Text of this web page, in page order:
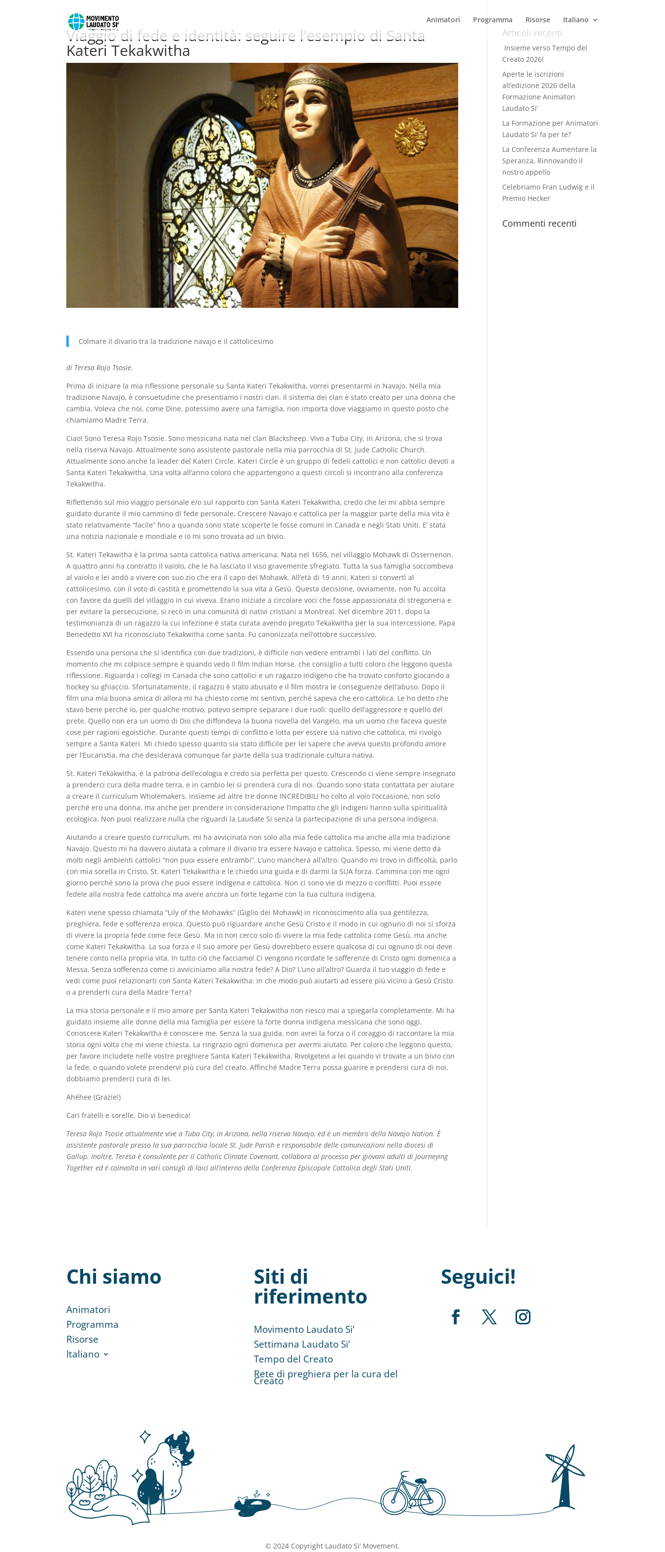
Animatori Programma Risorse Italiano
Viaggio di fede e identità: seguire l’esempio di Santa
Kateri Tekakwitha
Colmare il divario tra la tradizione navajo e il cattolicesimo
di Teresa Rojo Tsosie.
Prima di iniziare la mia riflessione personale su Santa Kateri Tekakwitha, vorrei presentarmi in Navajo. Nella mia
tradizione Navajo, è consuetudine che presentiamo i nostri clan. Il sistema dei clan è stato creato per una donna che
cambia. Voleva che noi, come Dine, potessimo avere una famiglia, non importa dove viaggiamo in questo posto che
chiamiamo Madre Terra.
Ciao! Sono Teresa Rojo Tsosie. Sono messicana nata nel clan Blacksheep. Vivo a Tuba City, in Arizona, che si trova
nella riserva Navajo. Attualmente sono assistente pastorale nella mia parrocchia di St. Jude Catholic Church.
Attualmente sono anche la leader del Kateri Circle. Kateri Circle è un gruppo di fedeli cattolici e non cattolici devoti a
Santa Kateri Tekakwitha. Una volta all’anno coloro che appartengono a questi circoli si incontrano alla conferenza
Tekakwitha.
Riflettendo sul mio viaggio personale e/o sul rapporto con Santa Kateri Tekakwitha, credo che lei mi abbia sempre
guidato durante il mio cammino di fede personale. Crescere Navajo e cattolica per la maggior parte della mia vita è
stato relativamente “facile” fino a quando sono state scoperte le fosse comuni in Canada e negli Stati Uniti. E’ stata
una notizia nazionale e mondiale e io mi sono trovata ad un bivio.
St. Kateri Tekawitha è la prima santa cattolica nativa americana. Nata nel 1656, nel villaggio Mohawk di Ossernenon.
A quattro anni ha contratto il vaiolo, che le ha lasciato il viso gravemente sfregiato. Tutta la sua famiglia soccombeva
al vaiolo e lei andò a vivere con suo zio che era il capo dei Mohawk. All’età di 19 anni, Kateri si convertì al
cattolicesimo, con il voto di castità e promettendo la sua vita a Gesù. Questa decisione, ovviamente, non fu accolta
con favore da quelli del villaggio in cui viveva. Erano iniziate a circolare voci che fosse appassionata di stregoneria e
per evitare la persecuzione, si recò in una comunità di nativi cristiani a Montreal. Nel dicembre 2011, dopo la
testimonianza di un ragazzo la cui infezione è stata curata avendo pregato Tekakwitha per la sua intercessione, Papa
Benedetto XVI ha riconosciuto Tekakwitha come santa. Fu canonizzata nell’ottobre successivo.
Essendo una persona che si identifica con due tradizioni, è difficile non vedere entrambi i lati del conflitto. Un
momento che mi colpisce sempre è quando vedo il film Indian Horse, che consiglio a tutti coloro che leggono questa
riflessione. Riguarda i collegi in Canada che sono cattolici e un ragazzo indigeno che ha trovato conforto giocando a
hockey su ghiaccio. Sfortunatamente, il ragazzo è stato abusato e il film mostra le conseguenze dell’abuso. Dopo il
film una mia buona amica di allora mi ha chiesto come mi sentivo, perché sapeva che ero cattolica. Le ho detto che
stavo bene perché io, per qualche motivo, potevo sempre separare i due ruoli: quello dell’aggressore e quello del
prete. Quello non era un uomo di Dio che diffondeva la buona novella del Vangelo, ma un uomo che faceva queste
cose per ragioni egoistiche. Durante questi tempi di conflitto e lotta per essere sia nativo che cattolica, mi rivolgo
sempre a Santa Kateri. Mi chiedo spesso quanto sia stato difficile per lei sapere che aveva questo profondo amore
per l’Eucaristia, ma che desiderava comunque far parte della sua tradizionale cultura nativa.
St. Kateri Tekakwitha, è la patrona dell’ecologia e credo sia perfetta per questo. Crescendo ci viene sempre insegnato
a prenderci cura della madre terra, e in cambio lei si prenderà cura di noi. Quando sono stata contattata per aiutare
a creare il curriculum Wholemakers, insieme ad altre tre donne INCREDIBILI ho colto al volo l’occasione, non solo
perché ero una donna, ma anche per prendere in considerazione l’impatto che gli indigeni hanno sulla spiritualità
ecologica. Non puoi realizzare nulla che riguardi la Laudate Si senza la partecipazione di una persona indigena.
Aiutando a creare questo curriculum, mi ha avvicinata non solo alla mia fede cattolica ma anche alla mia tradizione
Navajo. Questo mi ha davvero aiutata a colmare il divario tra essere Navajo e cattolica. Spesso, mi viene detto da
molti negli ambienti cattolici “non puoi essere entrambi”. L’uno mancherà all’altro. Quando mi trovo in difficoltà, parlo
con mia sorella in Cristo, St. Kateri Tekakwitha e le chiedo una guida e di darmi la SUA forza. Cammina con me ogni
giorno perché sono la prova che puoi essere indigena e cattolica. Non ci sono vie di mezzo o conflitti. Puoi essere
fedele alla nostra fede cattolica ma avere ancora un forte legame con la tua cultura indigena.
Kateri viene spesso chiamata “Lily of the Mohawks” (Giglio dei Mohawk) in riconoscimento alla sua gentilezza,
preghiera, fede e sofferenza eroica. Questo può riguardare anche Gesù Cristo e il modo in cui ognuno di noi si sforza
di vivere la propria fede come fece Gesù. Ma io non cerco solo di vivere la mia fede cattolica come Gesù, ma anche
come Kateri Tekakwitha. La sua forza e il suo amore per Gesù dovrebbero essere qualcosa di cui ognuno di noi deve
tenere conto nella propria vita. In tutto ciò che facciamo! Ci vengono ricordate le sofferenze di Cristo ogni domenica a
Messa. Senza sofferenza come ci avviciniamo alla nostra fede? A Dio? L’uno all’altro? Guarda il tuo viaggio di fede e
vedi come puoi relazionarti con Santa Kateri Tekakwitha: in che modo può aiutarti ad essere più vicino a Gesù Cristo
o a prenderti cura della Madre Terra?
La mia storia personale e il mio amore per Santa Kateri Tekakwitha non riesco mai a spiegarla completamente. Mi ha
guidato insieme alle donne della mia famiglia per essere la forte donna indigena messicana che sono oggi.
Conoscere Kateri Tekakwitha è conoscere me. Senza la sua guida, non avrei la forza o il coraggio di raccontare la mia
storia ogni volta che mi viene chiesta. La ringrazio ogni domenica per avermi aiutato. Per coloro che leggono questo,
per favore includete nelle vostre preghiere Santa Kateri Tekakwitha. Rivolgetevi a lei quando vi trovate a un bivio con
la fede, o quando volete prendervi più cura del creato. Affinché Madre Terra possa guarire e prendersi cura di noi,
dobbiamo prenderci cura di lei.
Ahéhee (Grazie!)
Cari fratelli e sorelle, Dio vi benedica!
Teresa Rojo Tsosie attualmente vive a Tuba City, in Arizona, nella riserva Navajo, ed è un membro della Navajo Nation. È
assistente pastorale presso la sua parrocchia locale St. Jude Parish e responsabile delle comunicazioni nella diocesi di
Gallup. Inoltre, Teresa è consulente per il Catholic Climate Covenant, collabora al processo per giovani adulti di Journeying
Together ed è coinvolta in vari consigli di laici all’interno della Conferenza Episcopale Cattolica degli Stati Uniti.
Articoli recenti
Insieme verso Tempo del
Creato 2026!
Aperte le iscrizioni
all’edizione 2026 della
Formazione Animatori
Laudato Si’
La Formazione per Animatori
Laudato Si’ fa per te?
La Conferenza Aumentare la
Speranza, Rinnovando il
nostro appello
Celebriamo Fran Ludwig e il
Premio Hecker
Commenti recenti
Chi siamo
Animatori
Programma
Risorse
Italiano
Siti di
riferimento
Movimento Laudato Si’
Settimana Laudato Si’
Tempo del Creato
Rete di preghiera per la cura del
Creato
Seguici!
© 2024 Copyright Laudato Si’ Movement.